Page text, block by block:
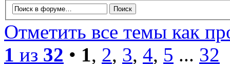
Отметить все темы как
1 из 32 • 1, 2, 3, 4, 5 ... 32